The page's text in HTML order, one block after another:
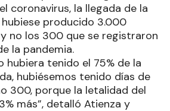
coronavirus, la llegada de la
producido 3.000
no los 300 que se registraron
la pandemia.
hubiera tenido el 75% de la
hubiésemos tenido días de
300, porque la letalidad del
más”, detalló Atienza y